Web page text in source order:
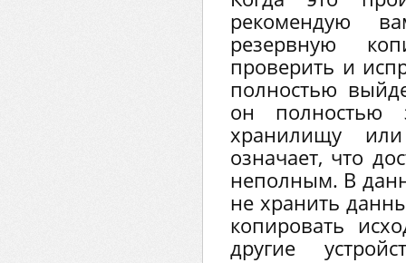
рекомендую
резервную
проверить и
полностью
он полностью
хранилищу
означает, что
неполным. В
не хранить
копировать
другие